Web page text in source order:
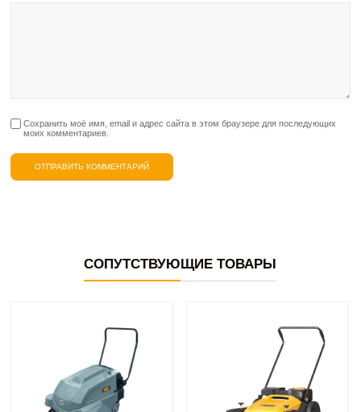
Сохранить моё имя, email и адрес сайта в этом браузере для последующих
моих комментариев.
СОПУТСТВУЮЩИЕ ТОВАРЫ